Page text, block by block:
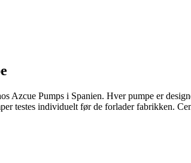
Azcue Pumps i Spanien. Hver pumpe er
testes individuelt før de forlader fabrikken.